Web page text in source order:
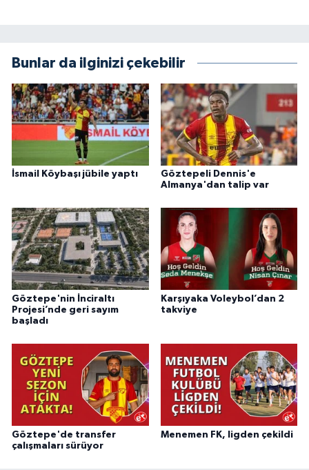
Bunlar da ilginizi çekebilir
İsmail Köybaşı jübile yaptı
Göztepeli Dennis'e
Almanya'dan talip var
Göztepe'nin İnciraltı
Projesi’nde geri sayım
başladı
Karşıyaka Voleybol’dan 2
takviye
Göztepe'de transfer
çalışmaları sürüyor
Menemen FK, ligden çekildi